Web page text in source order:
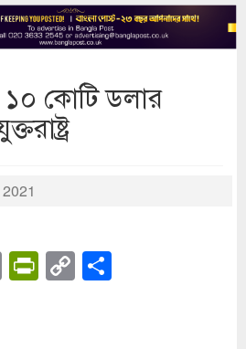
১০ কোটি ডলার
EmailPrintFriendly
Copy
Link